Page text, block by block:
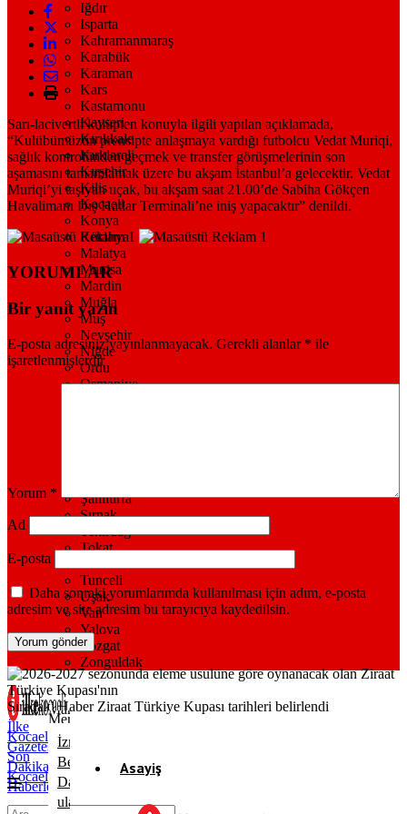
Iğdır
Isparta
Kahramanmaraş
Karabük
Karaman
Kars
Kastamonu
Kayseri
Kırıkkale
Kırklareli
Kırşehir
Kilis
Kocaeli
Konya
Kütahya
Malatya
Manisa
Mardin
Muğla
Muş
Nevşehir
Niğde
Ordu
Osmaniye
Şanlıurfa
Şırnak
Tekirdağ
Tokat
Tunceli
Uşak
Van
Yalova
Yozgat
Zonguldak
İlke
Kocaeli
Gazetesi
Son
Dakika
Kocaeli
Haberleri
Asayiş
Sarı-lacivertli kulüpten konuyla ilgili yapılan açıklamada,
“Kulübümüzün prensipte anlaşmaya vardığı futbolcu Vedat Muriqi,
sağlık kontrolünden geçmek ve transfer görüşmelerinin son
aşamasını tamamlamak üzere bu akşam İstanbul’a gelecektir. Vedat
Muriqi’yi taşıyan uçak, bu akşam saat 21.00’de Sabiha Gökçen
Havalimanı Dış Hatlar Terminali’ne iniş yapacaktır” denildi.
YORUMLAR
Bir yanıt yazın
E-posta adresiniz yayınlanmayacak. Gerekli alanlar * ile
işaretlenmişlerdir
Yorum *
Ad
E-posta
Daha sonraki yorumlarımda kullanılması için adım, e-posta
adresim ve site adresim bu tarayıcıya kaydedilsin.
Sıradaki Haber Ziraat Türkiye Kupası tarihleri belirlendi
İzmit
Belediyesi,
Dağköy’de
ulaşımı